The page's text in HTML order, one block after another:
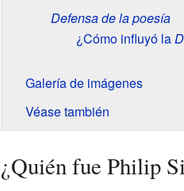
Defensa de la poesía
¿Cómo influyó la
Galería de imágenes
Véase también
¿Quién fue Philip